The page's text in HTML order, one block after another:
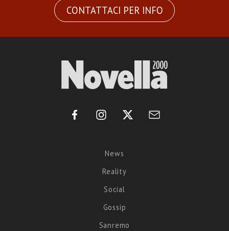
CONTATTACI PER INFO
News
Reality
Social
Gossip
Sanremo